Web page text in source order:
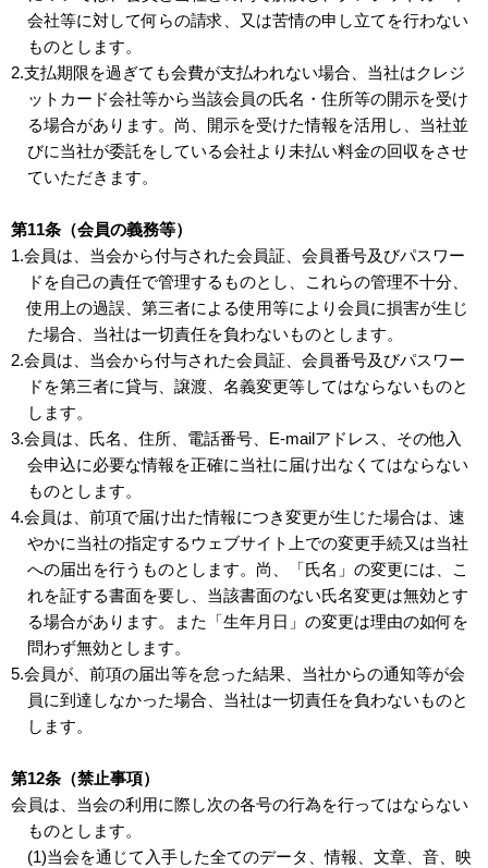
会社等に対して何らの請求、又は苦情の申し立てを行わない
ものとします。
2.支払期限を過ぎても会費が支払われない場合、当社はクレジ
ットカード会社等から当該会員の氏名・住所等の開示を受け
る場合があります。尚、開示を受けた情報を活用し、当社並
びに当社が委託をしている会社より未払い料金の回収をさせ
ていただきます。
第11条（会員の義務等）
1.会員は、当会から付与された会員証、会員番号及びパスワー
ドを自己の責任で管理するものとし、これらの管理不十分、
使用上の過誤、第三者による使用等により会員に損害が生じ
た場合、当社は一切責任を負わないものとします。
2.会員は、当会から付与された会員証、会員番号及びパスワー
ドを第三者に貸与、譲渡、名義変更等してはならないものと
します。
3.会員は、氏名、住所、電話番号、E-mailアドレス、その他入
会申込に必要な情報を正確に当社に届け出なくてはならない
ものとします。
4.会員は、前項で届け出た情報につき変更が生じた場合は、速
やかに当社の指定するウェブサイト上での変更手続又は当社
への届出を行うものとします。尚、「氏名」の変更には、こ
れを証する書面を要し、当該書面のない氏名変更は無効とす
る場合があります。また「生年月日」の変更は理由の如何を
問わず無効とします。
5.会員が、前項の届出等を怠った結果、当社からの通知等が会
員に到達しなかった場合、当社は一切責任を負わないものと
します。
第12条（禁止事項）
会員は、当会の利用に際し次の各号の行為を行ってはならない
ものとします。
(1)当会を通じて入手した全てのデータ、情報、文章、音、映